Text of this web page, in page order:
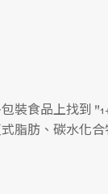
裝食品上找到
脂肪、碳水化